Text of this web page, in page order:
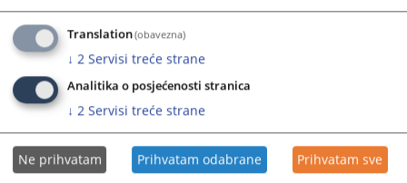
Translation(obavezna)
↓ 2 Servisi treće strane
Analitika o posjećenosti stranica
↓ 2 Servisi treće strane
Ne prihvatam Prihvatam odabrane Prihvatam sve